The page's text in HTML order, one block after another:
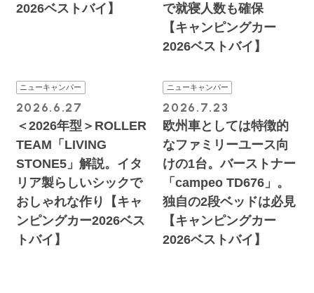
2026ベストバイ】
で就寝人数も確保
【キャンピングカー
2026ベストバイ】
ニューキャンパー
2026.6.27
＜2026年型＞ROLLER
TEAM「LIVING
STONE5」解説。イタ
リア製らしいシックで
おしゃれな作り【キャ
ンピングカー2026ベス
トバイ】
ニューキャンパー
2026.7.23
欧州車としては特徴的
なファミリーユース向
けの1台。バーストナー
「campeo TD676」。
独自の2段ベッドは必見
【キャンピングカー
2026ベストバイ】